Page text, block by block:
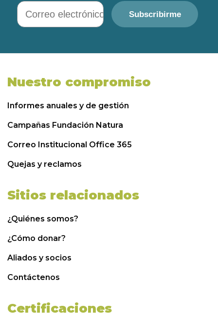
Correo electrónico
Subscribirme
Nuestro compromiso
Informes anuales y de gestión
Campañas Fundación Natura
Correo Institucional Office 365
Quejas y reclamos
Sitios relacionados
¿Quiénes somos?
¿Cómo donar?
Aliados y socios
Contáctenos
Certificaciones